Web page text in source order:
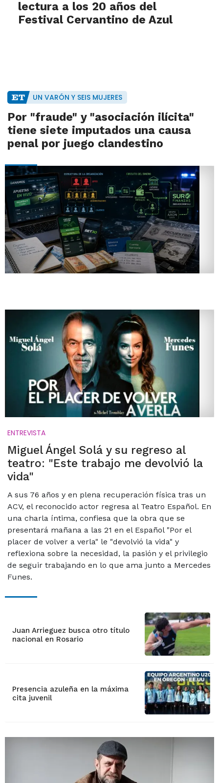
lectura a los 20 años del
Festival Cervantino de Azul
UN VARÓN Y SEIS MUJERES
Por "fraude" y "asociación ilícita"
tiene siete imputados una causa
penal por juego clandestino
ENTREVISTA
Miguel Ángel Solá y su regreso al
teatro: "Este trabajo me devolvió la
vida"
A sus 76 años y en plena recuperación física tras un
ACV, el reconocido actor regresa al Teatro Español. En
una charla íntima, confiesa que la obra que se
presentará mañana a las 21 en el Español "Por el
placer de volver a verla" le "devolvió la vida" y
reflexiona sobre la necesidad, la pasión y el privilegio
de seguir trabajando en lo que ama junto a Mercedes
Funes.
Juan Arrieguez busca otro título
nacional en Rosario
Presencia azuleña en la máxima
cita juvenil